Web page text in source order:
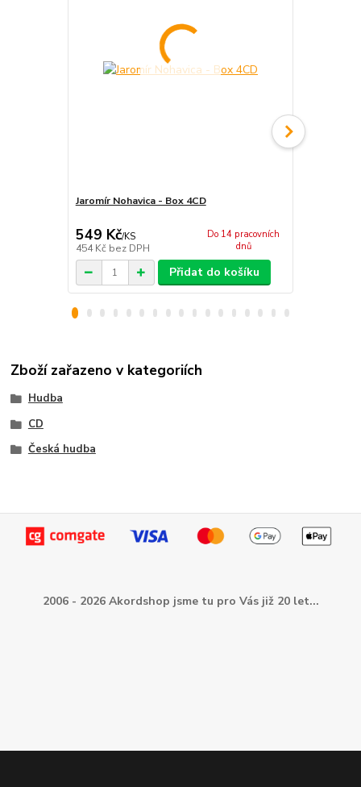
Jaromír Nohavica - Box 4CD
549 Kč/KS
454 Kč bez DPH
Do 14 pracovních
dnů
Přidat do košíku
Zboží zařazeno v kategoriích
Hudba
CD
Česká hudba
2006 - 2026 Akordshop jsme tu pro Vás již 20 let...